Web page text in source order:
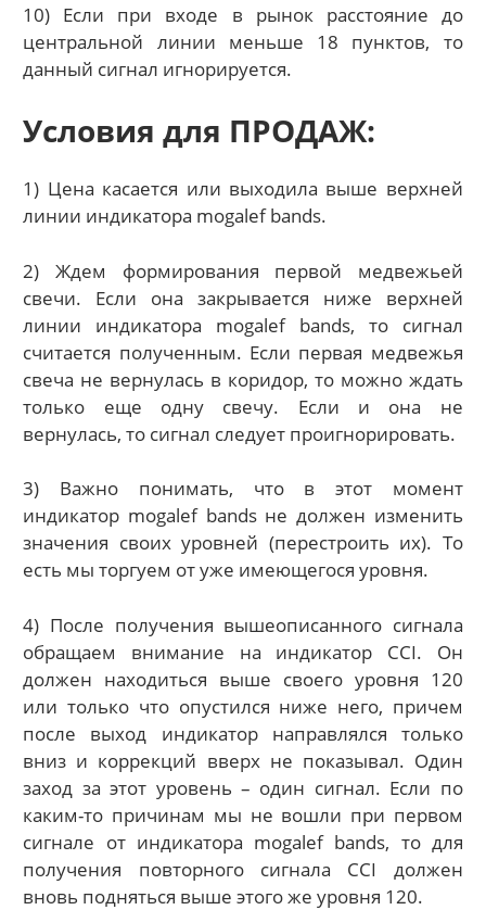
10) Если при входе в рынок расстояние до
центральной линии меньше 18 пунктов, то
данный сигнал игнорируется.
Условия для ПРОДАЖ:
1) Цена касается или выходила выше верхней
линии индикатора mogalef bands.
2) Ждем формирования первой медвежьей
свечи. Если она закрывается ниже верхней
линии индикатора mogalef bands, то сигнал
считается полученным. Если первая медвежья
свеча не вернулась в коридор, то можно ждать
только еще одну свечу. Если и она не
вернулась, то сигнал следует проигнорировать.
3) Важно понимать, что в этот момент
индикатор mogalef bands не должен изменить
значения своих уровней (перестроить их). То
есть мы торгуем от уже имеющегося уровня.
4) После получения вышеописанного сигнала
обращаем внимание на индикатор CCI. Он
должен находиться выше своего уровня 120
или только что опустился ниже него, причем
после выход индикатор направлялся только
вниз и коррекций вверх не показывал. Один
заход за этот уровень – один сигнал. Если по
каким-то причинам мы не вошли при первом
сигнале от индикатора mogalef bands, то для
получения повторного сигнала CCI должен
вновь подняться выше этого жеуровня 120.